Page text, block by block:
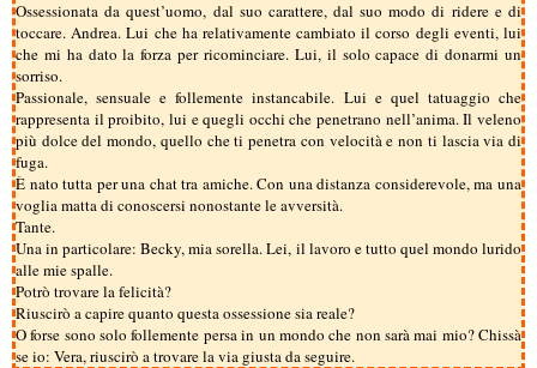
Ossessionata da quest’uomo, dal suo carattere, dal suo modo di ridere e di
toccare. Andrea. Lui che ha relativamente cambiato il corso degli eventi, lui
che mi ha dato la forza per ricominciare. Lui, il solo capace di donarmi un
sorriso.
Passionale, sensuale e follemente instancabile. Lui e quel tatuaggio che
rappresenta il proibito, lui e quegli occhi che penetrano nell’anima. Il veleno
più dolce del mondo, quello che ti penetra con velocità e non ti lascia via di
fuga.
È nato tutta per una chat tra amiche. Con una distanza considerevole, ma una
voglia matta di conoscersi nonostante le avversità.
Tante.
Una in particolare: Becky, mia sorella. Lei, il lavoro e tutto quel mondo lurido
alle mie spalle.
Potrò trovare la felicità?
Riuscirò a capire quanto questa ossessione sia reale?
O forse sono solo follemente persa in un mondo che non sarà mai mio? Chissà
se io: Vera, riuscirò a trovare la via giusta da seguire.